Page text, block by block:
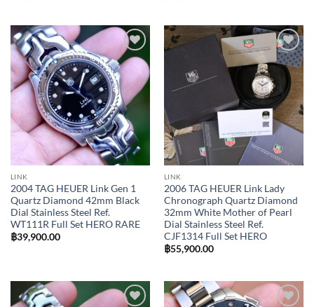
Add to
Wishlist
LINK
2004 TAG HEUER Link Gen 1
Quartz Diamond 42mm Black
Dial Stainless Steel Ref.
WT111R Full Set HERO RARE
฿39,900.00
Add to
Wishlist
LINK
2006 TAG HEUER Link Lady
Chronograph Quartz Diamond
32mm White Mother of Pearl
Dial Stainless Steel Ref.
CJF1314 Full Set HERO
฿55,900.00